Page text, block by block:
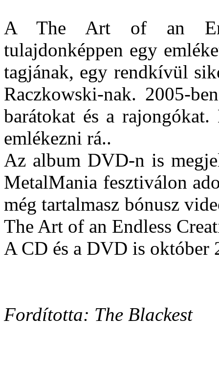
A The Art of an
tulajdonképpen egy
tagjának, egy rendkívül
Raczkowski-nak. 2005-
barátokat és a
emlékezni rá..
Az album DVD-n is
MetalMania fesztiválon
még tartalmasz bónusz
The Art of an Endless
A CD és a DVD is október
Fordította: The Blackest